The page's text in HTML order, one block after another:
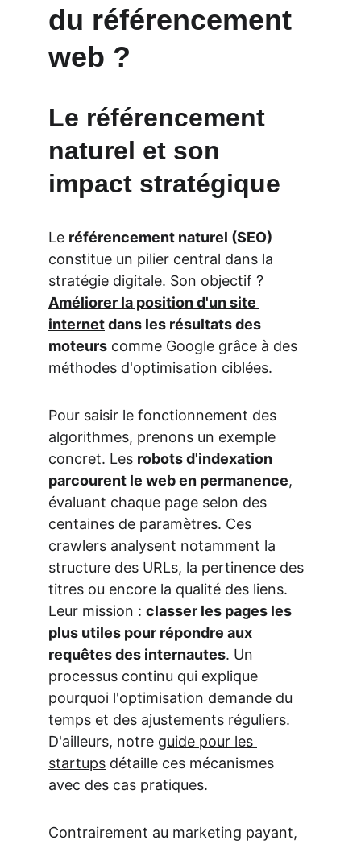
du référencement
web ?
Le référencement
naturel et son
impact stratégique
Le référencement naturel (SEO)
constitue un pilier central dans la
stratégie digitale. Son objectif ?
Améliorer la position d'un site
internet dans les résultats des
moteurs comme Google grâce à des
méthodes d'optimisation ciblées.
Pour saisir le fonctionnement des
algorithmes, prenons un exemple
concret. Les robots d'indexation
parcourent le web en permanence,
évaluant chaque page selon des
centaines de paramètres. Ces
crawlers analysent notamment la
structure des URLs, la pertinence des
titres ou encore la qualité des liens.
Leur mission : classer les pages les
plus utiles pour répondre aux
requêtes des internautes. Un
processus continu qui explique
pourquoi l'optimisation demande du
temps et des ajustements réguliers.
D'ailleurs, notre guide pour les
startups détaille ces mécanismes
avec des cas pratiques.
Contrairement au marketing payant,